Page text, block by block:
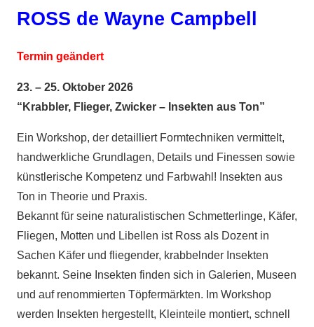
ROSS de Wayne Campbell
Termin geändert
23. – 25. Oktober 2026
“Krabbler, Flieger, Zwicker – Insekten aus Ton”
Ein Workshop, der detailliert Formtechniken vermittelt,
handwerkliche Grundlagen, Details und Finessen sowie
künstlerische Kompetenz und Farbwahl! Insekten aus
Ton in Theorie und Praxis.
Bekannt für seine naturalistischen Schmetterlinge, Käfer,
Fliegen, Motten und Libellen ist Ross als Dozent in
Sachen Käfer und fliegender, krabbelnder Insekten
bekannt. Seine Insekten finden sich in Galerien, Museen
und auf renommierten Töpfermärkten. Im Workshop
werden Insekten hergestellt, Kleinteile montiert, schnell